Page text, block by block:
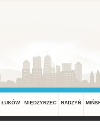
ŁUKÓW MIĘDZYRZEC RADZYŃ